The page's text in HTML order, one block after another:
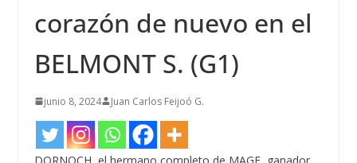
corazón de nuevo en el
BELMONT S. (G1)
junio 8, 2024 Juan Carlos Feijoó G.